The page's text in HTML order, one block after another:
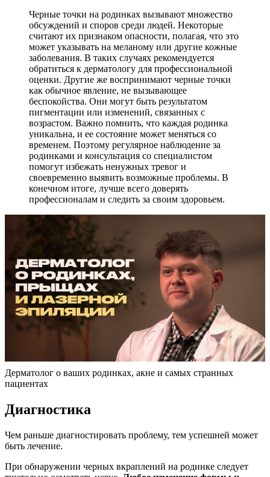
Черные точки на родинках вызывают множество
обсуждений и споров среди людей. Некоторые
считают их признаком опасности, полагая, что это
может указывать на меланому или другие кожные
заболевания. В таких случаях рекомендуется
обратиться к дерматологу для профессиональной
оценки. Другие же воспринимают черные точки
как обычное явление, не вызывающее
беспокойства. Они могут быть результатом
пигментации или изменений, связанных с
возрастом. Важно помнить, что каждая родинка
уникальна, и ее состояние может меняться со
временем. Поэтому регулярное наблюдение за
родинками и консультация со специалистом
помогут избежать ненужных тревог и
своевременно выявить возможные проблемы. В
конечном итоге, лучше всего доверять
профессионалам и следить за своим здоровьем.
Дерматолог о ваших родинках, акне и самых странных
пациентах
Диагностика
Чем раньше диагностировать проблему, тем успешней может
быть лечение.
При обнаружении черных вкраплений на родинке следует